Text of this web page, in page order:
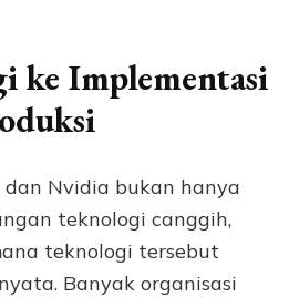
ke Implementasi
Nvidia bukan hanya
teknologi canggih,
teknologi tersebut
Banyak organisasi